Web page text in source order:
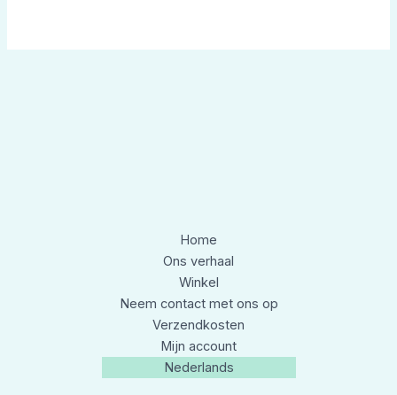
Home
Ons verhaal
Winkel
Neem contact met ons op
Verzendkosten
Mijn account
Nederlands